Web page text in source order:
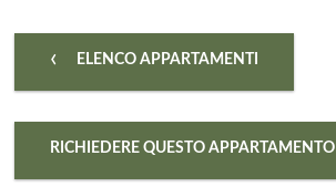
‹ ELENCO APPARTAMENTI
RICHIEDERE QUESTO APPARTAMENTO